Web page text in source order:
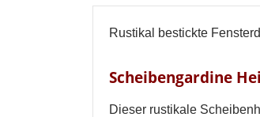
Rustikal bestickte
Scheibengardine
Dieser rustikale